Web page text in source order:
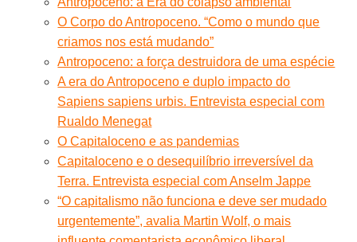
O Corpo do Antropoceno. “Como o mundo que
criamos nos está mudando”
Antropoceno: a força destruidora de uma espécie
A era do Antropoceno e duplo impacto do
Sapiens sapiens urbis. Entrevista especial com
Rualdo Menegat
O Capitaloceno e as pandemias
Capitaloceno e o desequilíbrio irreversível da
Terra. Entrevista especial com Anselm Jappe
“O capitalismo não funciona e deve ser mudado
urgentemente”, avalia Martin Wolf, o mais